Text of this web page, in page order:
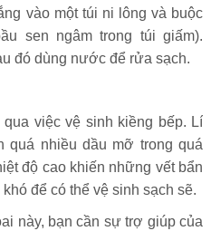
vào một túi ni lông và buộc
sen ngâm trong túi giấm).
đó dùng nước để rửa sạch.
việc vệ sinh kiềng bếp. Lí
quá nhiều dầu mỡ trong quá
độ cao khiến những vết bẩn
để có thể vệ sinh sạch sẽ.
này, bạn cần sự trợ giúp của